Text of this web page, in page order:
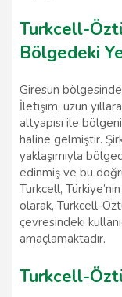
Turkcell-
Bölgedeki
Giresun
İletişim, uzun
altyapısı ile
haline gelmiştir.
yaklaşımıyla
edinmiş ve bu
Turkcell,
olarak, Turkcell-
çevresindeki
amaçlamaktadır.
Turkcell-